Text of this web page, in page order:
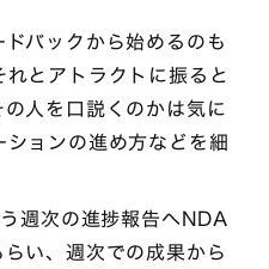
バックから始めるのも
とアトラクトに振ると
人を口説くのかは気に
ョンの進め方などを細
週次の進捗報告へNDA
い、週次での成果から